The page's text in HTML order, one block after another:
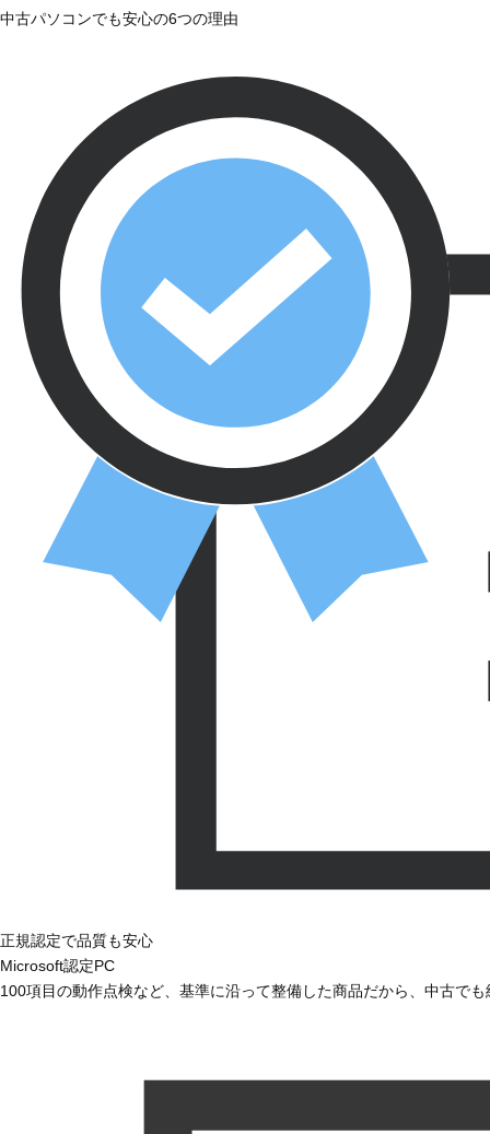
中古パソコンでも安心の6つの理由
正規認定で品質も安心
Microsoft認定PC
100項目の動作点検など、基準に沿って整備した商品だから、中古で